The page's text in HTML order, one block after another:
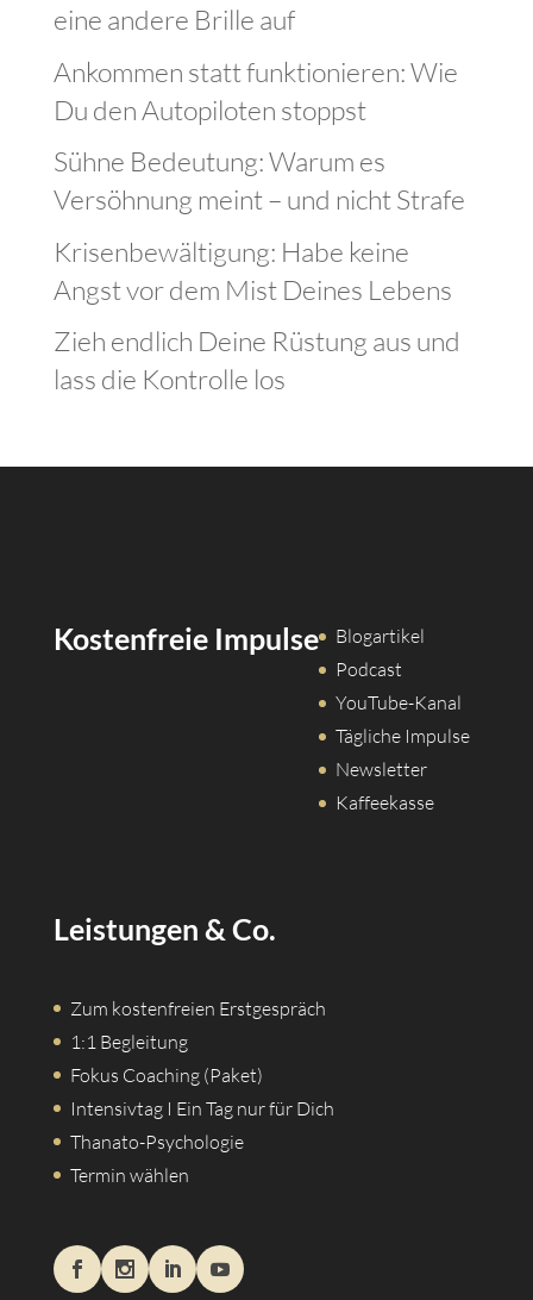
eine andere Brille auf
Ankommen statt funktionieren: Wie
Du den Autopiloten stoppst
Sühne Bedeutung: Warum es
Versöhnung meint – und nicht Strafe
Krisenbewältigung: Habe keine
Angst vor dem Mist Deines Lebens
Zieh endlich Deine Rüstung aus und
lass die Kontrolle los
Kostenfreie Impulse
Blogartikel
Podcast
YouTube-Kanal
Tägliche Impulse
Newsletter
Kaffeekasse
Leistungen & Co.
Zum kostenfreien Erstgespräch
1:1 Begleitung
Fokus Coaching (Paket)
Intensivtag I Ein Tag nur für Dich
Thanato-Psychologie
Termin wählen